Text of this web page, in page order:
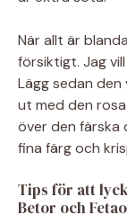
När allt är
försiktigt. Jag
Lägg sedan
ut med den
över den färska
fina färg och
Tips för att
Betor och